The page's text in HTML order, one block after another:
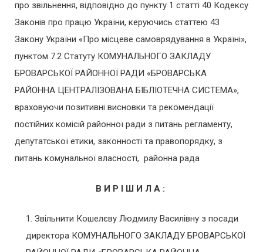
про звільнення, відповідно до пункту 1 статті 40 Кодексу
Законів про працю України, керуючись статтею 43
Закону України «Про місцеве самоврядування в Україні»,
пунктом 7.2 Статуту КОМУНАЛЬНОГО ЗАКЛАДУ
БРОВАРСЬКОЇ РАЙОННОЇ РАДИ «БРОВАРСЬКА
РАЙОННА ЦЕНТРАЛІЗОВАНА БІБЛІОТЕЧНА СИСТЕМА»,
враховуючи позитивні висновки та рекомендації
постійних комісій районної ради з питань регламенту,
депутатської етики, законності та правопорядку, з
питань комунальної власності, районна рада
В И Р І Ш И Л А :
Звільнити Кошелєву Людмилу Василівну з посади
директора КОМУНАЛЬНОГО ЗАКЛАДУ БРОВАРСЬКОЇ